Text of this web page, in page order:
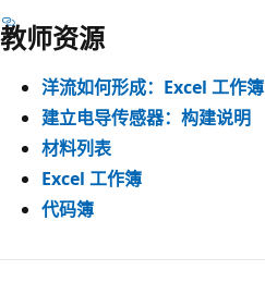
教师资源
洋流如何形成：Excel 工作簿
建立电导传感器：构建说明
材料列表
Excel 工作簿
代码簿
阅